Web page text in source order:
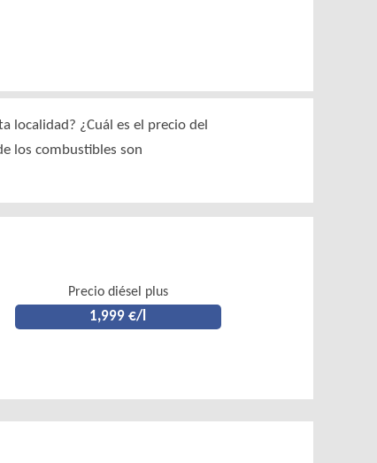
localidad? ¿Cuál es el precio del
los combustibles son
Precio diésel plus
1,999 €/l